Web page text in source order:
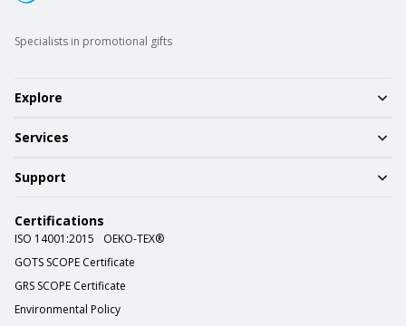
Specialists in promotional gifts
Explore
Services
Support
Certifications
ISO 14001:2015
OEKO-TEX®
GOTS SCOPE Certificate
GRS SCOPE Certificate
Environmental Policy